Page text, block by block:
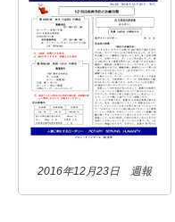
2016年12月23日 週報